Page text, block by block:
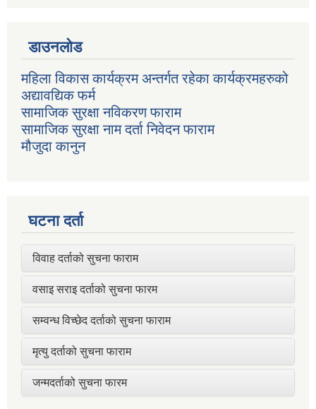
डाउनलोड
महिला विकास कार्यक्रम अन्तर्गत रहेका कार्यक्रमहरुको
अद्यावद्यिक फर्म
सामाजिक सुरक्षा नविकरण फाराम
सामाजिक सुरक्षा नाम दर्ता निवेदन फाराम
मौजुदा कानुन
घटना दर्ता
विवाह दर्ताको सुचना फाराम
वसाइ सराइ दर्ताको सुचना फारम
सम्वन्ध विच्छेद दर्ताको सुचना फाराम
मृत्यु दर्ताको सुचना फाराम
जन्मदर्ताको सुचना फारम